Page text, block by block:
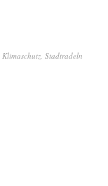
Klimaschutz, Stadtradeln